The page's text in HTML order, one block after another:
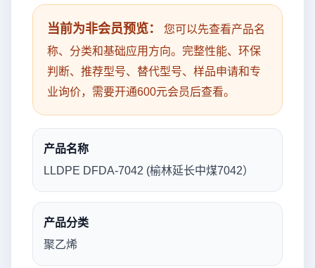
当前为非会员预览：
您可以先查看产品名
称、分类和基础应用方向。完整性能、环保
判断、推荐型号、替代型号、样品申请和专
业询价，需要开通600元会员后查看。
产品名称
LLDPE DFDA-7042 (榆林延长中煤7042）
产品分类
聚乙烯